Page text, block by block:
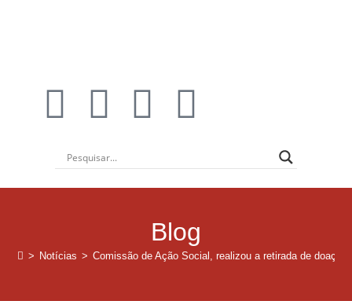
Blog
> Notícias > Comissão de Ação Social, realizou a retirada de